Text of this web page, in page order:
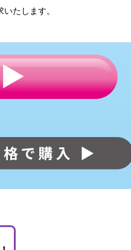
たします。